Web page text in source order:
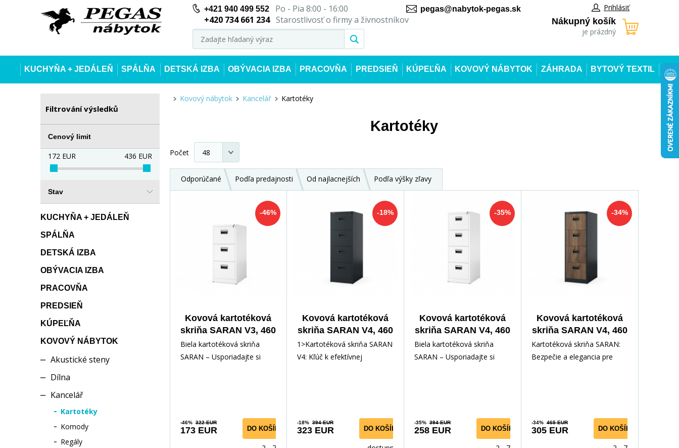
+421 940 499 552
Po - Pia 8:00 - 16:00
+420 734 661 234 Starostlivosť o firmy a živnostníkov
pegas@nabytok-pegas.sk Prihlásiť
Nákupný košík
je prázdný
KUCHYŇA + JEDÁLEŇ SPÁLŇA DETSKÁ IZBA OBÝVACIA IZBA PRACOVŇA PREDSIEŇ KÚPEĽŇA KOVOVÝ NÁBYTOK ZÁHRADA BYTOVÝ TEXTIL
Filtrování výsledků
Cenový limit
172 EUR 436 EUR
Stav
KUCHYŇA + JEDÁLEŇ
SPÁLŇA
DETSKÁ IZBA
OBÝVACIA IZBA
PRACOVŇA
PREDSIEŇ
KÚPEĽŇA
KOVOVÝ NÁBYTOK
Akustické steny
Dílna
Kancelář
Kartotéky
Komody
Regály
Kovový nábytok Kancelář Kartotéky
Kartotéky
Počet
Odporúčané Podľa predajnosti Od najlacnejších Podľa výšky zľavy
-46%
Kovová kartotéková
skriňa SARAN V3, 460
x 1020 x 620 mm,
biela
Biela kartotéková skriňa
SARAN – Usporiadajte si
-46% 322 EUR
173 EUR DO KOŠÍKA
-18%
Kovová kartotéková
skriňa SARAN V4, 460
x 1320 x 620 mm,
antracitová
1>Kartotéková skriňa SARAN
V4: Kľúč k efektívnej
-18% 394 EUR
323 EUR DO KOŠÍKA
-35%
Kovová kartotéková
skriňa SARAN V4, 460
x 1320 x 620 mm,
biela
Biela kartotéková skriňa
SARAN – Usporiadajte si
-35% 394 EUR
258 EUR DO KOŠÍKA
-34%
Kovová kartotéková
skriňa SARAN V4, 460
x 1320 x 620 mm, Eco
Design:
Kartotéková skriňa SARAN:
Bezpečie a elegancia pre
-34% 465 EUR
305 EUR DO KOŠÍKA